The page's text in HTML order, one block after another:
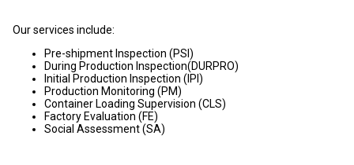
Our services include:
Pre-shipment Inspection (PSI)
During Production Inspection(DURPRO)
Initial Production Inspection (IPI)
Production Monitoring (PM)
Container Loading Supervision (CLS)
Factory Evaluation (FE)
Social Assessment (SA)